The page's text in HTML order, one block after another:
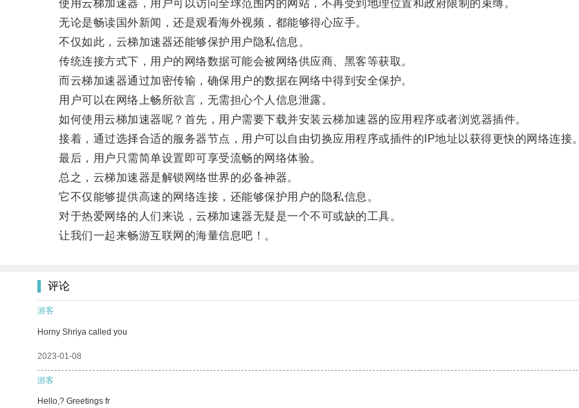
使用云梯加速器，用户可以访问全球范围内的网站，不再受到地理位置和政府限制的束缚。
无论是畅读国外新闻，还是观看海外视频，都能够得心应手。
不仅如此，云梯加速器还能够保护用户隐私信息。
传统连接方式下，用户的网络数据可能会被网络供应商、黑客等获取。
而云梯加速器通过加密传输，确保用户的数据在网络中得到安全保护。
用户可以在网络上畅所欲言，无需担心个人信息泄露。
如何使用云梯加速器呢？首先，用户需要下载并安装云梯加速器的应用程序或者浏览器插件。
接着，通过选择合适的服务器节点，用户可以自由切换应用程序或插件的IP地址以获得更快的网络连接。
最后，用户只需简单设置即可享受流畅的网络体验。
总之，云梯加速器是解锁网络世界的必备神器。
它不仅能够提供高速的网络连接，还能够保护用户的隐私信息。
对于热爱网络的人们来说，云梯加速器无疑是一个不可或缺的工具。
让我们一起来畅游互联网的海量信息吧！。
评论
游客
Horny Shriya called you
2023-01-08
游客
Hello,? Greetings fr